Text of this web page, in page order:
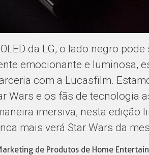
da LG, o lado negro pode
emocionante e luminosa,
com a Lucasfilm.
Wars e os fãs de tecnologia
imersiva, nesta edição
mais verá Star Wars da
de Produtos de Home